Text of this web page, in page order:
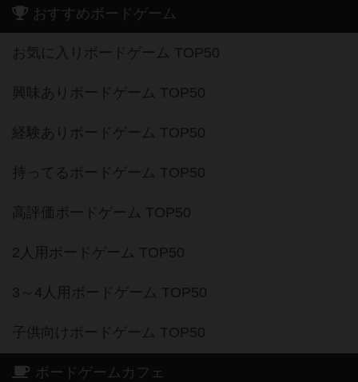
おすすめボードゲーム
お気に入りボードゲーム TOP50
興味ありボードゲーム TOP50
経験ありボードゲーム TOP50
持ってるボードゲーム TOP50
高評価ボードゲーム TOP50
2人用ボードゲーム TOP50
3～4人用ボードゲーム TOP50
子供向けボードゲーム TOP50
ボードゲームカフェ